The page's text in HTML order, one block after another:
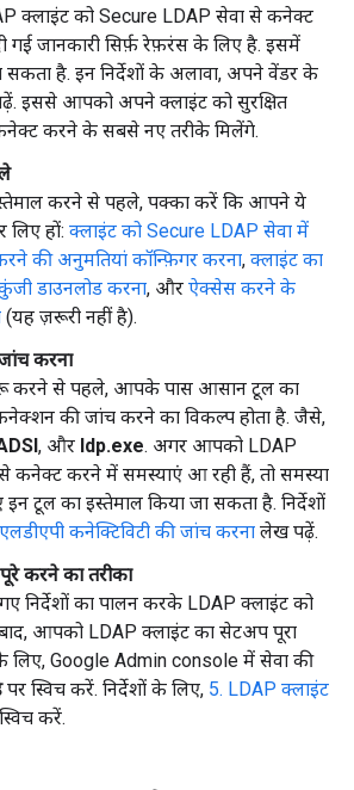
क्लाइंट को Secure LDAP सेवा से कनेक्ट
गई जानकारी सिर्फ़ रेफ़रंस के लिए है. इसमें
सकता है. इन निर्देशों के अलावा, अपने वेंडर के
इससे आपको अपने क्लाइंट को सुरक्षित
करने के सबसे नए तरीके मिलेंगे.
करने से पहले, पक्का करें कि आपने ये
हों: क्लाइंट को Secure LDAP सेवा में
की अनुमतियां कॉन्फ़िगर करना, क्लाइंट का
डाउनलोड करना, और ऐक्सेस करने के
(यह ज़रूरी नहीं है).
करना
करने से पहले, आपके पास आसान टूल का
की जांच करने का विकल्प होता है. जैसे,
, और ldp.exe. अगर आपको LDAP
कनेक्ट करने में समस्याएं आ रही हैं, तो समस्या
टूल का इस्तेमाल किया जा सकता है. निर्देशों
कनेक्टिविटी की जांच करना लेख पढ़ें.
करने का तरीका
निर्देशों का पालन करके LDAP क्लाइंट को
आपको LDAP क्लाइंट का सेटअप पूरा
लिए, Google Admin console में सेवा की
पर स्विच करें. निर्देशों के लिए, 5. LDAP क्लाइंट
करें.